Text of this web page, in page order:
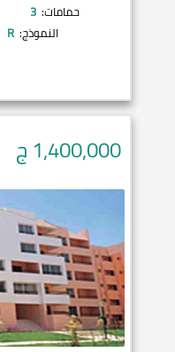
حمامات: 3
النموذج: R
1,400,000ج